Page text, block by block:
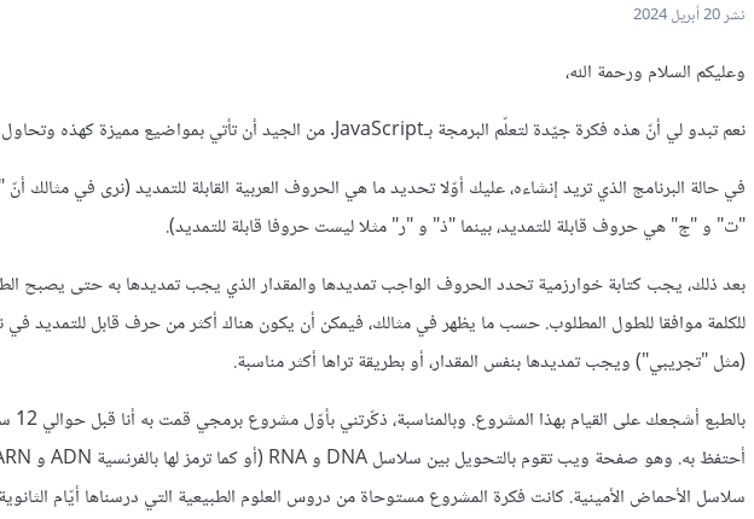
نشر20 أبريل 2024
وعليكم السلام ورحمة الله،
نعم تبدو لي أنّ هذه فكرة جيّدة لتعلّم البرمجة بـJavaScript. من الجيد أن تأتي بمواضيع مميزة كهذه وتحاول تطبيقها.
في حالة البرنامج الذي تريد إنشاءه، عليك أوّلا تحديد ما هي الحروف العربية القابلة للتمديد (نرى في مثالك
"ت" و "ج" هي حروف قابلة للتمديد، بينما "ذ" و "ر" مثلا ليست حروفا قابلة للتمديد).
بعد ذلك، يجب كتابة خوارزمية تحدد الحروف الواجب تمديدها والمقدار الذي يجب تمديدها به حتى يصبح
للكلمة موافقا للطول المطلوب. حسب ما يظهر في مثالك، فيمكن أن يكون هناك أكثر من حرف قابل للتمديد في
(مثل "تجريبي") ويجب تمديدها بنفس المقدار، أو بطريقة تراها أكثر مناسبة.
بالطبع
سلاسل الأحماض الأمينية. كانت فكرة المشروع مستوحاة من دروس العلوم الطبيعية التي درسناها أيّام